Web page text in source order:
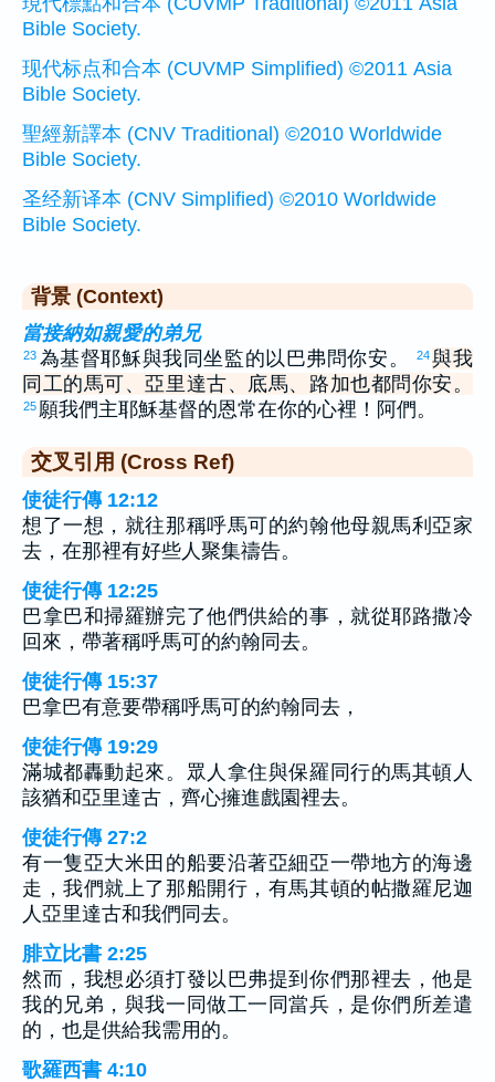
Bible Society.
现代标点和合本 (CUVMP Simplified) ©2011 Asia
Bible Society.
聖經新譯本 (CNV Traditional) ©2010 Worldwide
Bible Society.
圣经新译本 (CNV Simplified) ©2010 Worldwide
Bible Society.
背景 (Context)
當接納如親愛的弟兄
23 為基督耶穌與我同坐監的以巴弗問你安。 24與我
同工的馬可、亞里達古、底馬、路加也都問你安。
25 願我們主耶穌基督的恩常在你的心裡！阿們。
交叉引用 (Cross Ref)
使徒行傳 12:12
想了一想，就往那稱呼馬可的約翰他母親馬利亞家
去，在那裡有好些人聚集禱告。
使徒行傳 12:25
巴拿巴和掃羅辦完了他們供給的事，就從耶路撒冷
回來，帶著稱呼馬可的約翰同去。
使徒行傳 15:37
巴拿巴有意要帶稱呼馬可的約翰同去，
使徒行傳 19:29
滿城都轟動起來。眾人拿住與保羅同行的馬其頓人
該猶和亞里達古，齊心擁進戲園裡去。
使徒行傳 27:2
有一隻亞大米田的船要沿著亞細亞一帶地方的海邊
走，我們就上了那船開行，有馬其頓的帖撒羅尼迦
人亞里達古和我們同去。
腓立比書 2:25
然而，我想必須打發以巴弗提到你們那裡去，他是
我的兄弟，與我一同做工一同當兵，是你們所差遣
的，也是供給我需用的。
歌羅西書 4:10